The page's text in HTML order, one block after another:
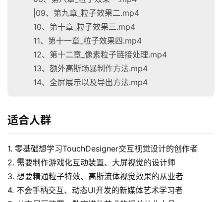
|09、第九章_粒子效果二.mp4
10、第十章_粒子效果三.mp4
11、第十一章_粒子效果四.mp4
12、第十二章_像素粒子链接处理.mp4
13、额外高斯场暴制作方法.mp4
14、全屏展示以及导出方法.mp4
适合人群
1. 零基础想学习TouchDesigner交互视觉设计的创作者
2. 需要制作游戏化互动装置、大屏视觉的设计师
3. 想要精通粒子特效、高斯流体视觉效果的从业者
4. 不会手柄交互、动态UI开发的新媒体艺术学习者